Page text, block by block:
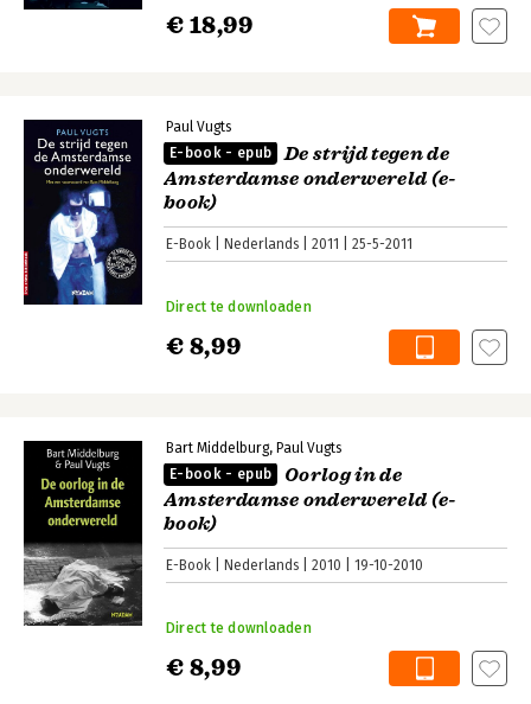
€ 18,99
Paul Vugts
E-book - epub
De strijd tegen de
Amsterdamse onderwereld (e-
book)
E-Book Nederlands 2011 25-5-2011
€ 8,99
Direct te downloaden
Bart Middelburg Paul Vugts
E-book - epub
Oorlog in de
Amsterdamse onderwereld (e-
book)
E-Book Nederlands 2010 19-10-2010
€ 8,99
Direct te downloaden